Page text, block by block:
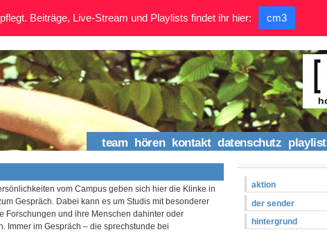
team hören kontakt datenschutz playlist
vom Campus geben sich hier die Klinke in
Gespräch. Dabei kann es um Studis mit besonderer
Forschungen und ihre Menschen dahinter oder
Immer im Gespräch – die sprechstunde bei
aktion
der sender
hintergrund
Beiträge, Live-Stream und Playlists findet ihr hier: cm3